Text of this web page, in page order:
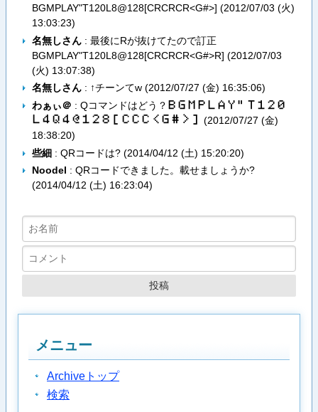
BGMPLAY"T120L8@128[CRCRCR<G#>] (2012/07/03 (火)
13:03:23)
名無しさん: 最後にRが抜けてたので訂正
BGMPLAY"T120L8@128[CRCRCR<G#>R] (2012/07/03
(火) 13:07:38)
名無しさん: ↑チーンてw (2012/07/27 (金) 16:35:06)
わぁぃ＠ : Qコマンドはどう？ Ｂ​Ｇ​Ｍ​Ｐ​Ｌ​Ａ​Ｙ​”​Ｔ​１​２​０​
Ｌ​４​Ｑ​４​＠​１​２​８​［​Ｃ​Ｃ​Ｃ​＜​Ｇ​＃​＞​］ (2012/07/27 (金)
18:38:20)
些細: QRコードは? (2014/04/12 (土) 15:20:20)
Noodel : QRコードできました。載せましょうか?
(2014/04/12 (土) 16:23:04)
メニュー
Archiveトップ
検索